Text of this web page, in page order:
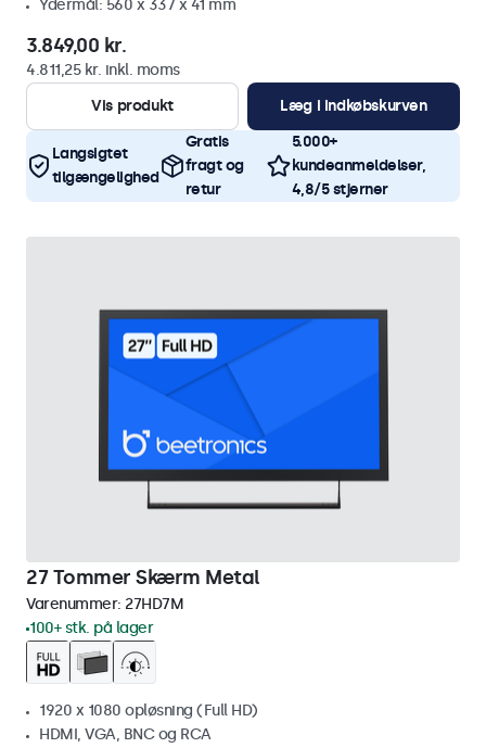
Ydermål: 560 x 337 x 41 mm
3.849,00 kr.
4.811,25 kr. inkl. moms
Vis produkt
Læg i indkøbskurven
Langsigtet
tilgængelighed
Gratis
fragt og
retur
5.000+
kundeanmeldelser,
4,8/5 stjerner
27 Tommer Skærm Metal
Varenummer: 27HD7M
100+ stk. på lager
1920 x 1080 opløsning (Full HD)
HDMI, VGA, BNC og RCA